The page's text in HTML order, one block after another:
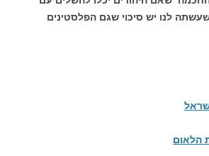
לנו יש סיכוי שגם הפלסטינים
הלאום